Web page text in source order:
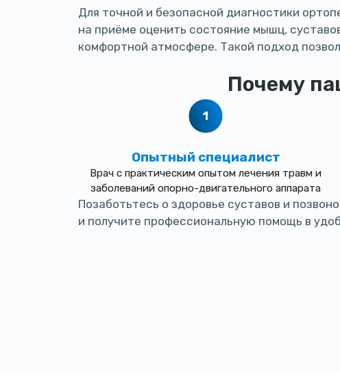
Для точной и безопасной диагностики
на приёме оценить состояние мышц,
комфортной атмосфере. Такой подход
Почему
Опытный специалист
Врач с практическим опытом лечения травм и
заболеваний опорно-двигательного аппарата
Позаботьтесь о здоровье суставов и
и получите профессиональную помощь в